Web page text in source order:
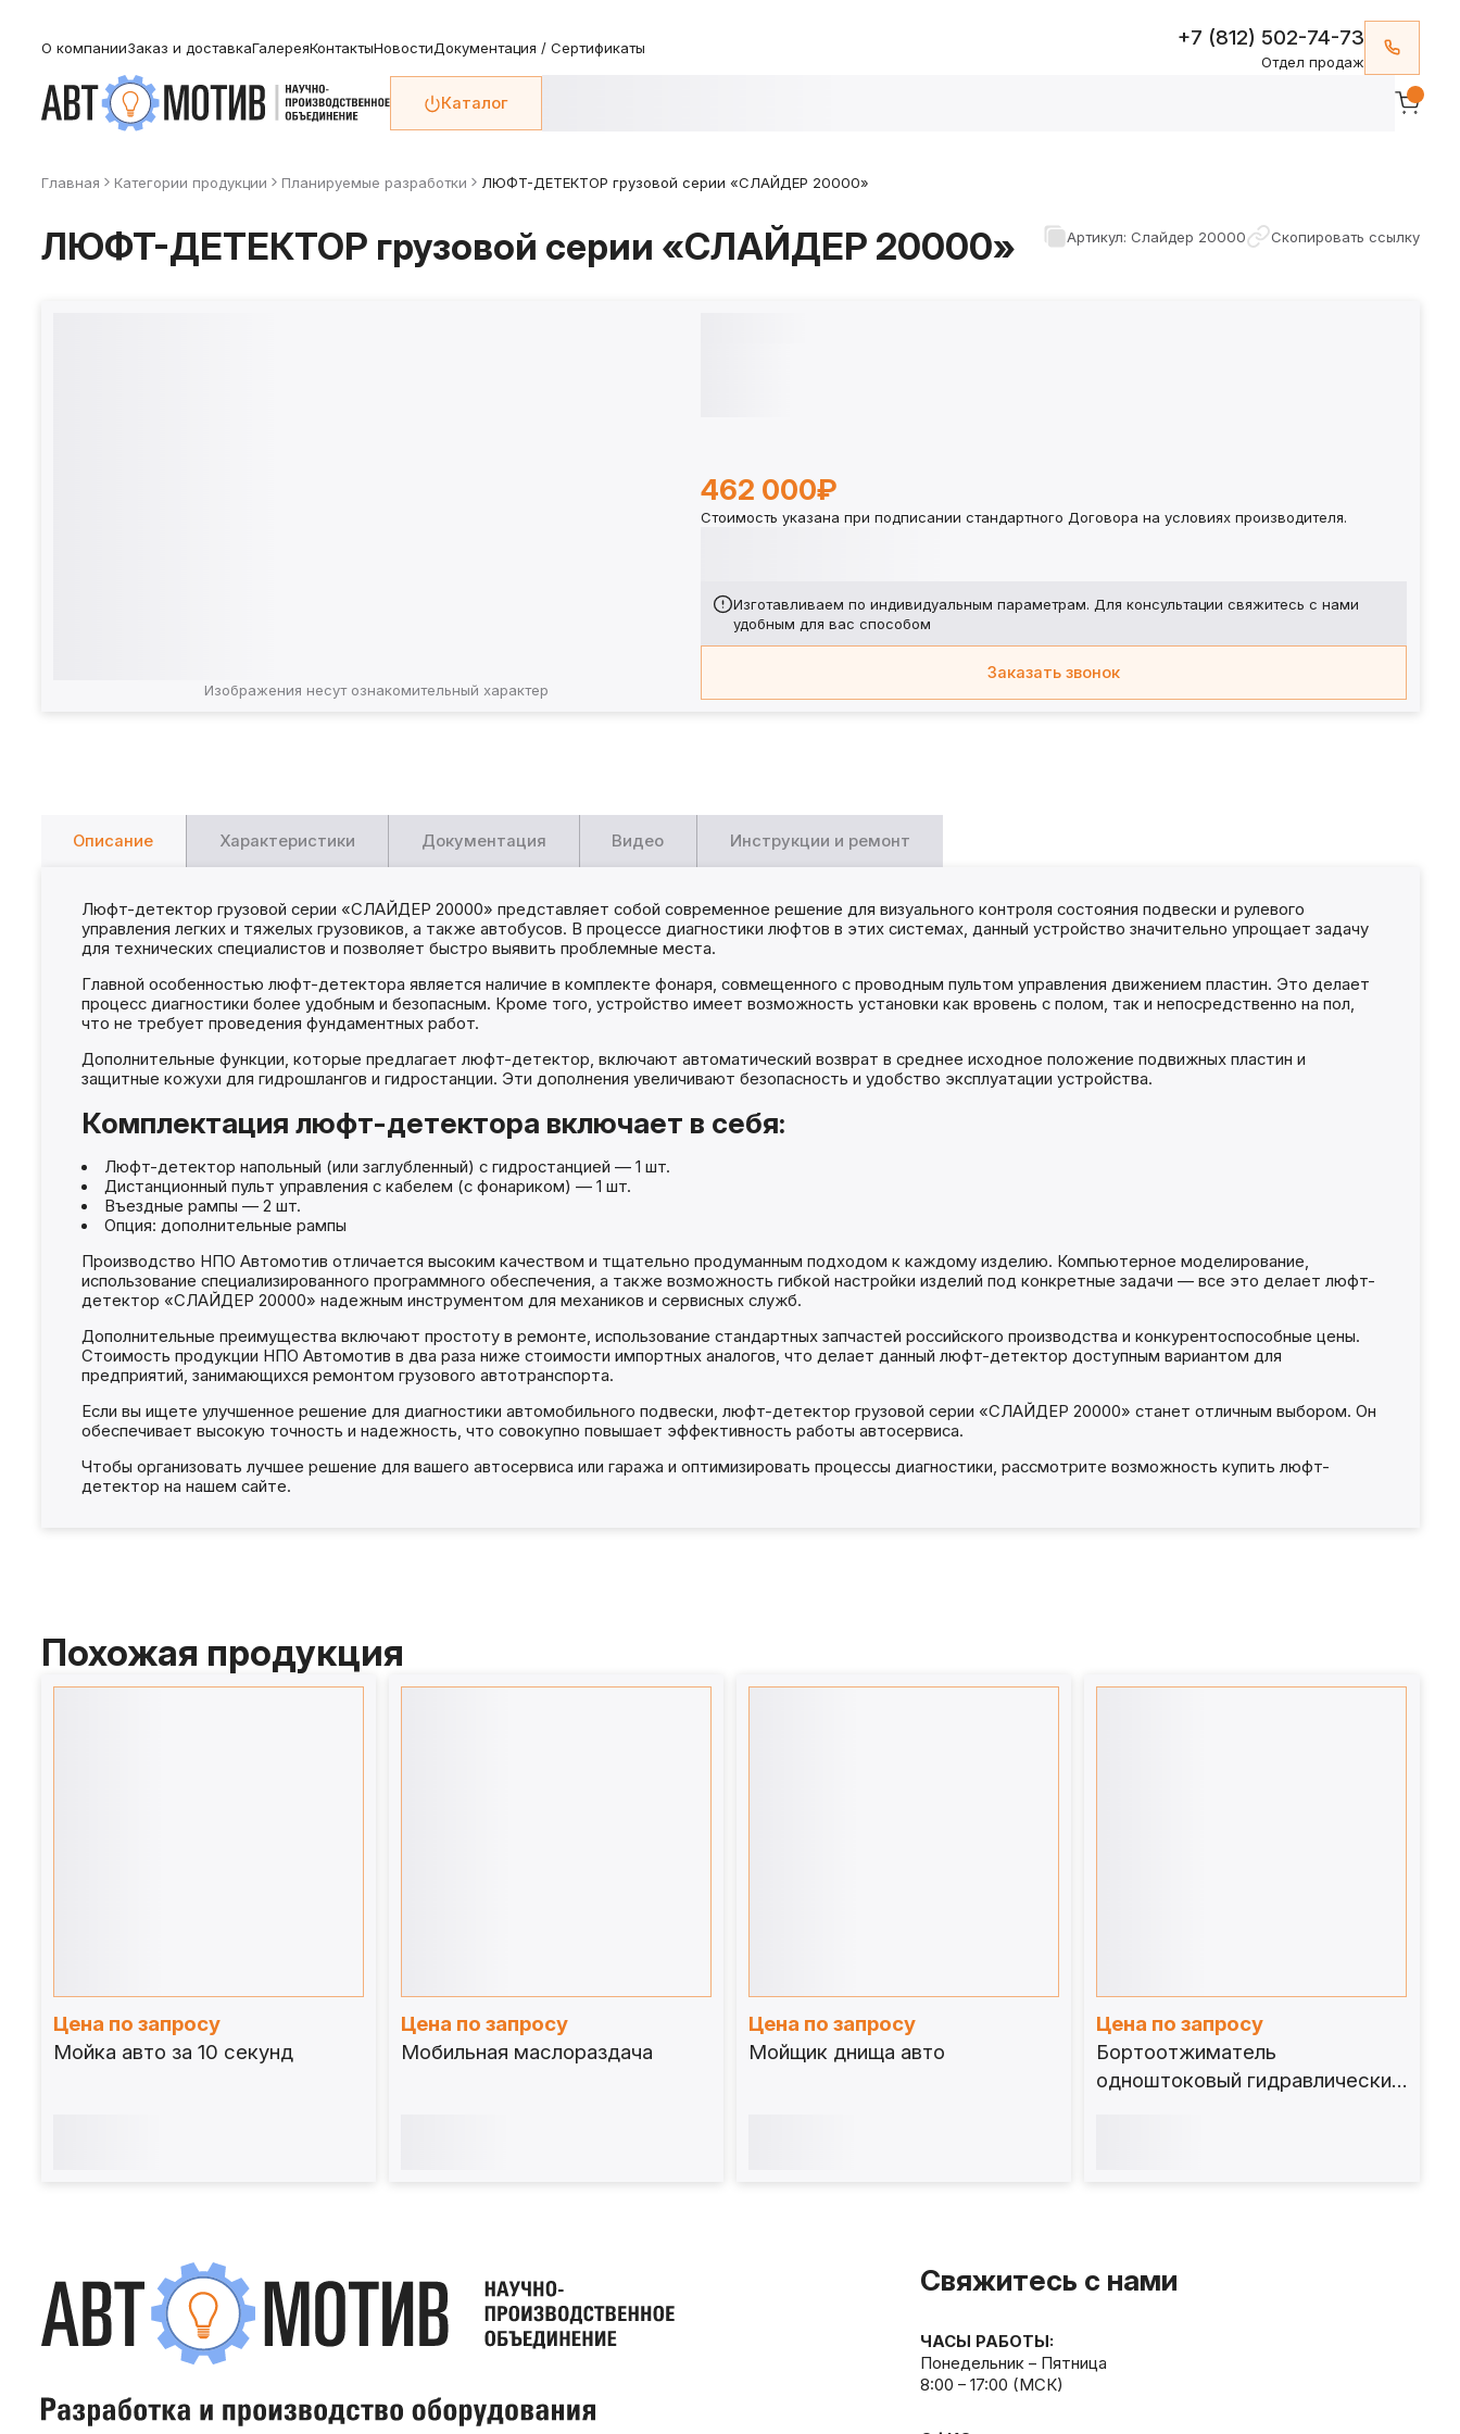
О компанииЗаказ и доставкаГалереяКонтактыНовостиДокументация / Сертификаты +7 (812) 502-74-73
Отдел продаж
Каталог
Главная Категории продукции Планируемые разработки ЛЮФТ-ДЕТЕКТОР грузовой серии «СЛАЙДЕР 20000»
ЛЮФТ-ДЕТЕКТОР грузовой серии «СЛАЙДЕР 20000» Артикул: Слайдер 20000 Скопировать ссылку
Изображения несут ознакомительный характер
462 000₽
Стоимость указана при подписании стандартного Договора на условиях производителя.
Изготавливаем по индивидуальным параметрам. Для консультации свяжитесь с нами
удобным для вас способом
Заказать звонок
Описание Характеристики Документация Видео Инструкции и ремонт
Люфт-детектор грузовой серии «СЛАЙДЕР 20000» представляет собой современное решение для визуального контроля состояния подвески и рулевого
управления легких и тяжелых грузовиков, а также автобусов. В процессе диагностики люфтов в этих системах, данный устройство значительно упрощает задачу
для технических специалистов и позволяет быстро выявить проблемные места.
Главной особенностью люфт-детектора является наличие в комплекте фонаря, совмещенного с проводным пультом управления движением пластин. Это делает
процесс диагностики более удобным и безопасным. Кроме того, устройство имеет возможность установки как вровень с полом, так и непосредственно на пол,
что не требует проведения фундаментных работ.
Дополнительные функции, которые предлагает люфт-детектор, включают автоматический возврат в среднее исходное положение подвижных пластин и
защитные кожухи для гидрошлангов и гидростанции. Эти дополнения увеличивают безопасность и удобство эксплуатации устройства.
Комплектация люфт-детектора включает в себя:
Люфт-детектор напольный (или заглубленный) с гидростанцией — 1 шт.
Дистанционный пульт управления с кабелем (с фонариком) — 1 шт.
Въездные рампы — 2 шт.
Опция: дополнительные рампы
Производство НПО Автомотив отличается высоким качеством и тщательно продуманным подходом к каждому изделию. Компьютерное моделирование,
использование специализированного программного обеспечения, а также возможность гибкой настройки изделий под конкретные задачи — все это делает люфт-
детектор «СЛАЙДЕР 20000» надежным инструментом для механиков и сервисных служб.
Дополнительные преимущества включают простоту в ремонте, использование стандартных запчастей российского производства и конкурентоспособные цены.
Стоимость продукции НПО Автомотив в два раза ниже стоимости импортных аналогов, что делает данный люфт-детектор доступным вариантом для
предприятий, занимающихся ремонтом грузового автотранспорта.
Если вы ищете улучшенное решение для диагностики автомобильного подвески, люфт-детектор грузовой серии «СЛАЙДЕР 20000» станет отличным выбором. Он
обеспечивает высокую точность и надежность, что совокупно повышает эффективность работы автосервиса.
Чтобы организовать лучшее решение для вашего автосервиса или гаража и оптимизировать процессы диагностики, рассмотрите возможность купить люфт-
детектор на нашем сайте.
Похожая продукция
Цена по запросу
Мойка авто за 10 секунд
Цена по запросу
Мобильная маслораздача
Цена по запросу
Мойщик днища авто
Цена по запросу
Бортоотжиматель
одноштоковый гидравлический
Свяжитесь с нами
ЧАСЫ РАБОТЫ:
Понедельник – Пятница
8:00 – 17:00 (МСК)